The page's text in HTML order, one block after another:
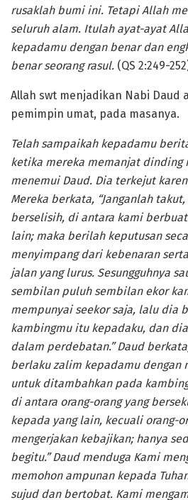
rusaklah bumi ini. Tetapi Allah
seluruh alam. Itulah ayat-ayat
kepadamu dengan benar dan
benar seorang rasul. (QS 2:249-
Allah swt menjadikan Nabi Daud
pemimpin umat, pada masanya.
Telah sampaikah kepadamu
ketika mereka memanjat dinding
menemui Daud. Dia terkejut
Mereka berkata, “Janganlah
berselisih, di antara kami
lain; maka berilah keputusan
menyimpang dari kebenaran
jalan yang lurus. Sesungguhnya
sembilan puluh sembilan ekor
mempunyai seekor saja, lalu dia
kambingmu itu kepadaku, dan
dalam perdebatan.” Daud
berlaku zalim kepadamu dengan
untuk ditambahkan pada
di antara orang-orang yang
kepada yang lain, kecuali orang-
mengerjakan kebajikan; hanya
begitu.” Daud menduga Kami
memohon ampunan kepada
sujud dan bertobat. Kami